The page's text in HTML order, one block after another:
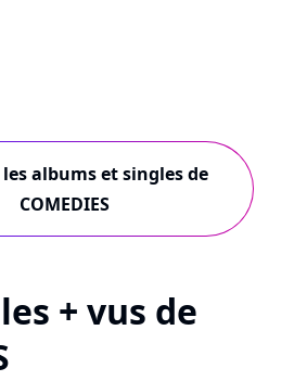
albums et singles de
COMEDIES
+ vus de